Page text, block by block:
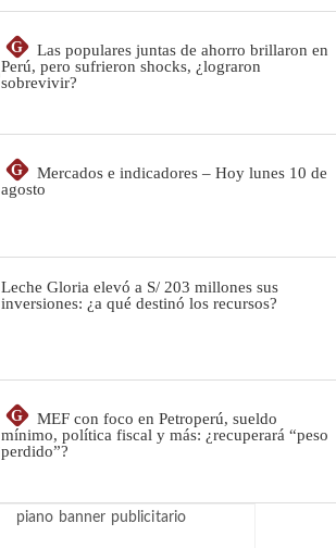
G
Las populares juntas de ahorro brillaron en
Perú, pero sufrieron shocks, ¿lograron
sobrevivir?
G
Mercados e indicadores – Hoy lunes 10 de
agosto
Leche Gloria elevó a S/ 203 millones sus
inversiones: ¿a qué destinó los recursos?
G
MEF con foco en Petroperú, sueldo
mínimo, política fiscal y más: ¿recuperará “peso
perdido”?